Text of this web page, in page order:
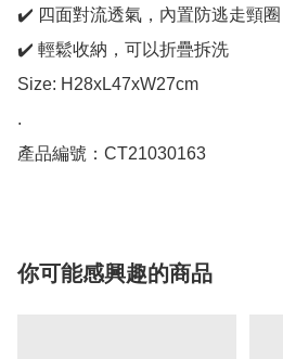
✔️ 四面對流透氣，內置防逃走頸圈
✔️ 輕鬆收納，可以折疊拆洗
Size: H28xL47xW27cm
.
產品編號：CT21030163
你可能感興趣的商品